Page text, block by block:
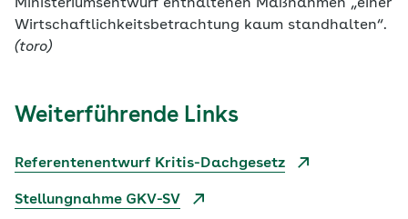
Ministeriumsentwurf enthaltenen Maßnahmen „einer
Wirtschaftlichkeitsbetrachtung kaum standhalten“.
(toro)
Weiterführende Links
Referentenentwurf Kritis-Dachgesetz
Stellungnahme GKV-SV